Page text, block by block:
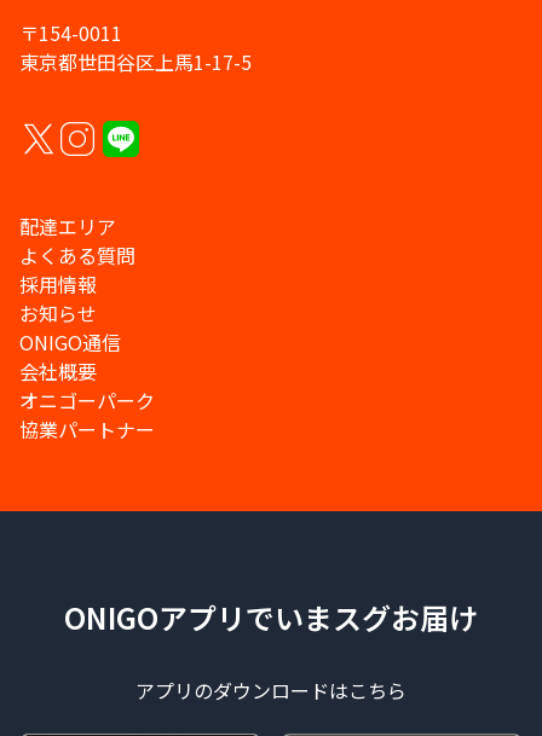
〒154-0011
東京都世田谷区上馬1-17-5
配達エリア
よくある質問
採用情報
お知らせ
ONIGO通信
会社概要
オニゴーパーク
協業パートナー
ONIGOアプリでいまスグお届け
アプリのダウンロードはこちら